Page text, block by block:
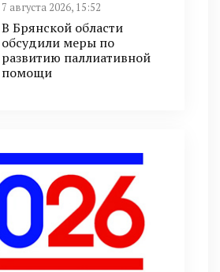
7 августа 2026, 15:52
В Брянской области
обсудили меры по
развитию паллиативной
помощи